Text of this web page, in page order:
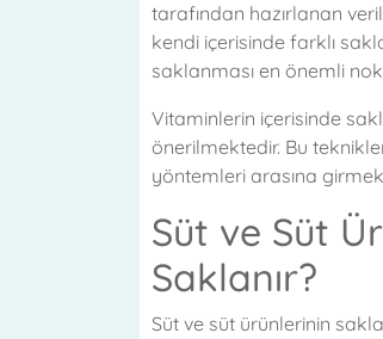
tarafından hazırlanan
kendi içerisinde farklı
saklanması en önemli
Vitaminlerin içerisinde
önerilmektedir. Bu
yöntemleri arasına
Süt ve Süt
Saklanır?
Süt ve süt ürünlerinin